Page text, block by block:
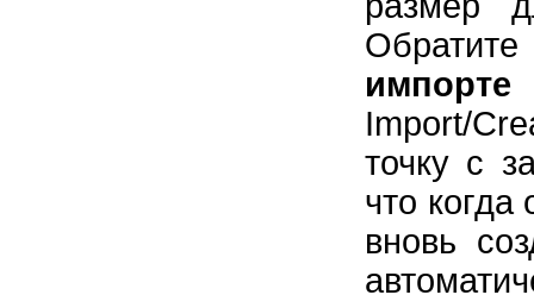
Import/
точку с
что когда
вновь